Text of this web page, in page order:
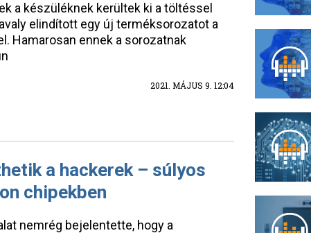
a készüléknek kerültek ki a töltéssel
elindított egy új terméksorozatot a
Hamarosan ennek a sorozatnak
2021. MÁJUS 9. 12:04
a hackerek – súlyos
chipekben
nemrég bejelentette, hogy a